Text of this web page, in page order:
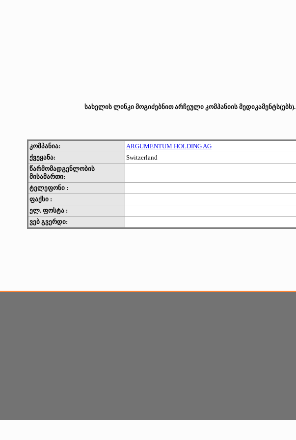
სახელის ლინკი მოგიძებნით არჩეული კომპანიის მედიკამენტს(ებს).
კომპანია:
ARGUMENTUM HOLDING AG
ქვეყანა:
Switzerland
წარმომადგენლობის
მისამართი:
ტელეფონი :
ფაქსი :
ელ. ფოსტა :
ვებ გვერდი: